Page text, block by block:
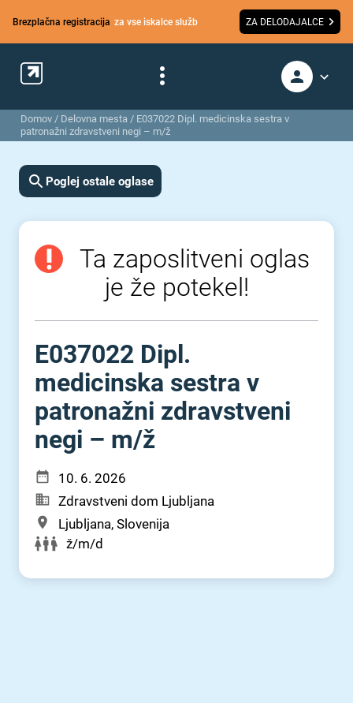
Brezplačna registracija za vse iskalce služb ZA DELODAJALCE
Domov / Delovna mesta / E037022 Dipl. medicinska sestra v
patronažni zdravstveni negi – m/ž
Poglej ostale oglase
Ta zaposlitveni oglas
je že potekel!
E037022 Dipl.
medicinska sestra v
patronažni zdravstveni
negi – m⁠/⁠ž
10. 6. 2026
Zdravstveni dom Ljubljana
Ljubljana, Slovenija
ž/m/d